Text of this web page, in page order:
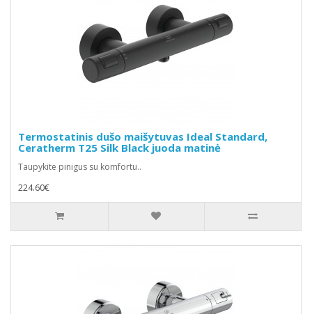
Termostatinis dušo maišytuvas Ideal Standard,
Ceratherm T25 Silk Black juoda matinė
Taupykite pinigus su komfortu..
224.60€